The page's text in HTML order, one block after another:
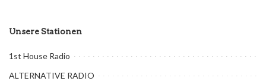
Unsere Stationen
1st House Radio
ALTERNATIVE RADIO